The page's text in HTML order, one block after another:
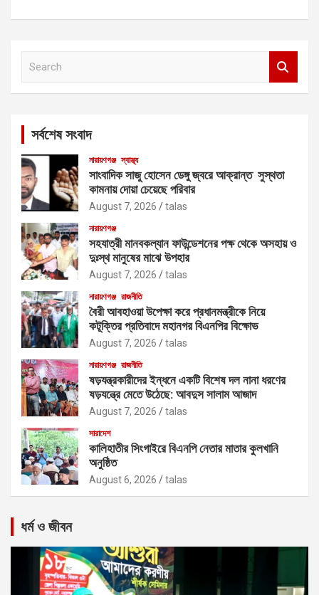
সর্বশেষ সংবাদ
নারায়ণগঞ্জ স্বাস্থ্য
সাংবাদিক সাজু হোসেন ডেঙ্গু জ্বরে আক্রান্ত সুস্থতা
কামনায় দোয়া চেয়েছে পরিবার
August 7, 2026 talas
নারায়ণগঞ্জ
সহযাত্রী মানবকল্যান ফাউন্ডেশনের পক্ষ থেকে অসহায় ও
দুঃস্থ মানুষের মাঝে উপহার
August 7, 2026 talas
নারায়ণগঞ্জ রাজনীতি
বৈরী আবহাওয়া উপেক্ষা করে প্রধানমন্ত্রীকে নিয়ে
কটূক্তির প্রতিবাদে মহানগর বিএনপির বিক্ষোভ
August 7, 2026 talas
নারায়ণগঞ্জ রাজনীতি
ষড়যন্ত্রকারীদের ইন্ধনে একটি বিশেষ দল নানা ধরণের
ষড়যন্ত্রে মেতে উঠেছে: আবদুস সালাম আজাদ
August 7, 2026 talas
সারাদেশ
কালিহাতীর সিংগাইরে বিএনপি নেতার মাতার কুলখানি
অনুষ্ঠিত
August 6, 2026 talas
ধর্ম ও জীবন